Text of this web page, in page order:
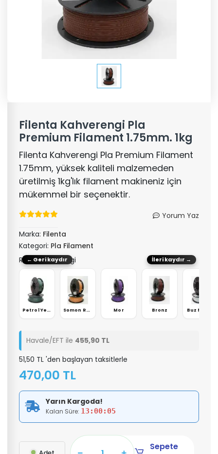
Filenta Kahverengi Pla
Premium Filament 1.75mm. 1kg
Filenta Kahverengi Pla Premium Filament
1.75mm, yüksek kaliteli malzemeden
üretilmiş 1kg'lık filament makineniz için
mükemmel bir seçenektir.
Yorum Yaz
Marka: Filenta
Kategori: Pla Filament
RENK: Kahverengi
Petrol Yeşili Somon Rengi Mor Bronz Buz Mavisi
← Geri kaydır İleri kaydır →
Havale/EFT ile 455,90 TL
51,50 TL 'den başlayan taksitlerle
470,00 TL
Yarın Kargoda!
Kalan Süre: 13:00:05
Sepete